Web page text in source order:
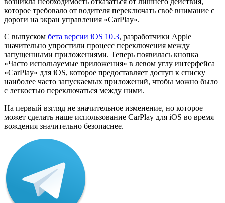
которое требовало от водителя переключать своё внимание с
дороги на экран управления «CarPlay».
С выпуском бета версии iOS 10.3, разработчики Apple
значительно упростили процесс переключения между
запущенными приложениями. Теперь появилась кнопка
«Часто используемые приложения» в левом углу интерфейса
«CarPlay» для iOS, которое предоставляет доступ к списку
наиболее часто запускаемых приложений, чтобы можно было
с легкостью переключаться между ними.
На первый взгляд не значительное изменение, но которое
может сделать наше использование CarPlay для iOS во время
вождения значительно безопаснее.